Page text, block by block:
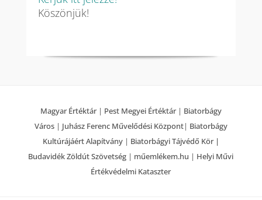
Köszönjük!
Magyar Értéktár| Pest Megyei Értéktár| Biatorbágy
Város| Juhász Ferenc Művelődési Központ| Biatorbágy
Kultúrájáért Alapítvány| Biatorbágyi Tájvédő Kör |
Budavidék Zöldút Szövetség | műemlékem.hu | Helyi Művi
Értékvédelmi Kataszter